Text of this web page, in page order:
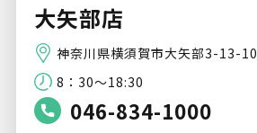
大矢部店
神奈川県横須賀市大矢部3-13-10
8：30～18:30
046-834-1000